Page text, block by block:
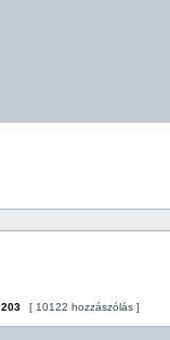
203 [ 10122 hozzászólás ]